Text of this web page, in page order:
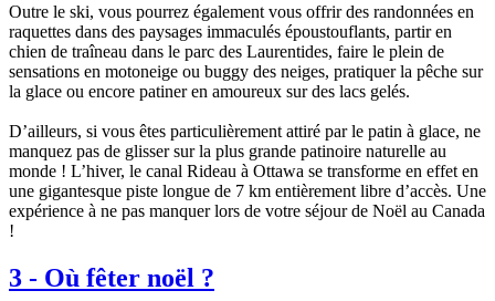
Outre le ski, vous pourrez également vous offrir des randonnées en
raquettes dans des paysages immaculés époustouflants, partir en
chien de traîneau dans le parc des Laurentides, faire le plein de
sensations en motoneige ou buggy des neiges, pratiquer la pêche sur
la glace ou encore patiner en amoureux sur des lacs gelés.
D’ailleurs, si vous êtes particulièrement attiré par le patin à glace, ne
manquez pas de glisser sur la plus grande patinoire naturelle au
monde ! L’hiver, le canal Rideau à Ottawa se transforme en effet en
une gigantesque piste longue de 7 km entièrement libre d’accès. Une
expérience à ne pas manquer lors de votre séjour de Noël au Canada
!
3 - Où fêter noël ?